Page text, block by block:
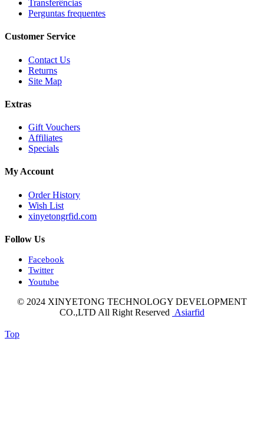
Transferências
Perguntas frequentes
Customer Service
Contact Us
Returns
Site Map
Extras
Gift Vouchers
Affiliates
Specials
My Account
Order History
Wish List
xinyetongrfid.com
Follow Us
Facebook
Twitter
Youtube
© 2024 XINYETONG TECHNOLOGY DEVELOPMENT
CO.,LTD All Right Reserved Asiarfid
Top